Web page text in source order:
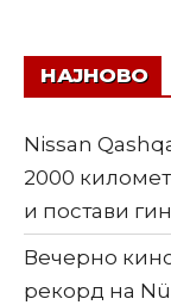
НАЈНОВО
Nissan
2000
и постави
Вечерно
рекорд на